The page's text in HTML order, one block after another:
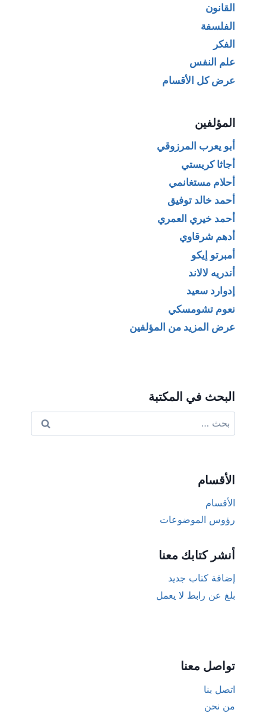
القانون
الفلسفة
الفكر
علم النفس
عرض كل الأقسام
المؤلفين
أبو يعرب المرزوقي
أجاثا كريستي
أحلام مستغانمي
أحمد خالد توفيق
أحمد خيري العمري
أدهم شرقاوي
أمبرتو إيكو
أندريه لالاند
إدوارد سعيد
نعوم تشومسكي
عرض المزيد من المؤلفين
البحث في المكتبة
عن:
الأقسام
الأقسام
رؤوس الموضوعات
أنشر كتابك معنا
إضافة كتاب جديد
بلغ عن رابط لا يعمل
تواصل معنا
اتصل بنا
من نحن